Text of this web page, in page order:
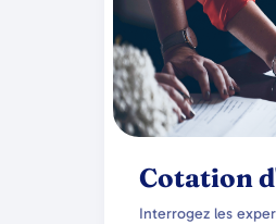
Cotation
Interrogez les